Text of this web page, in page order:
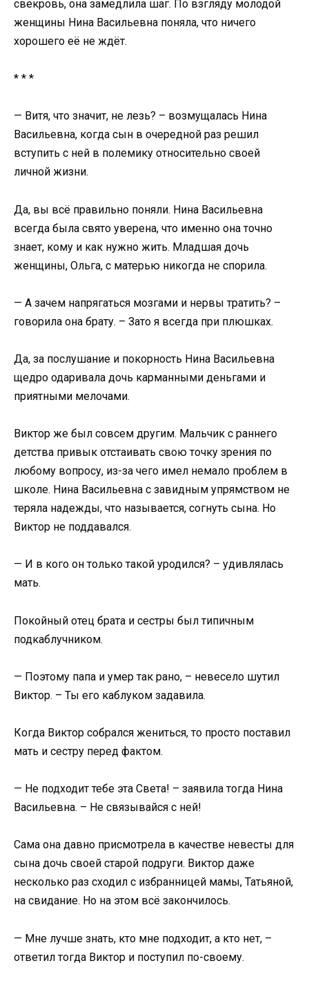
свекровь, она замедлила шаг. По взгляду молодой
женщины Нина Васильевна поняла, что ничего
хорошего её не ждёт.
* * *
— Витя, что значит, не лезь? – возмущалась Нина
Васильевна, когда сын в очередной раз решил
вступить с ней в полемику относительно своей
личной жизни.
Да, вы всё правильно поняли. Нина Васильевна
всегда была свято уверена, что именно она точно
знает, кому и как нужно жить. Младшая дочь
женщины, Ольга, с матерью никогда не спорила.
— А зачем напрягаться мозгами и нервы тратить? –
говорила она брату. – Зато я всегда при плюшках.
Да, за послушание и покорность Нина Васильевна
щедро одаривала дочь карманными деньгами и
приятными мелочами.
Виктор же был совсем другим. Мальчик с раннего
детства привык отстаивать свою точку зрения по
любому вопросу, из-за чего имел немало проблем в
школе. Нина Васильевна с завидным упрямством не
теряла надежды, что называется, согнуть сына. Но
Виктор не поддавался.
— И в кого он только такой уродился? – удивлялась
мать.
Покойный отец брата и сестры был типичным
подкаблучником.
— Поэтому папа и умер так рано, – невесело шутил
Виктор. – Ты его каблуком задавила.
Когда Виктор собрался жениться, то просто поставил
мать и сестру перед фактом.
— Не подходит тебе эта Света! – заявила тогда Нина
Васильевна. – Не связывайся с ней!
Сама она давно присмотрела в качестве невесты для
сына дочь своей старой подруги. Виктор даже
несколько раз сходил с избранницей мамы, Татьяной,
на свидание. Но на этом всё закончилось.
— Мне лучше знать, кто мне подходит, а кто нет, –
ответил тогда Виктор и поступил по-своему.